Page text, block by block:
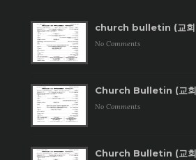
church bulletin (교
No Comments
Church Bulletin (교
No Comments
Church Bulletin (교